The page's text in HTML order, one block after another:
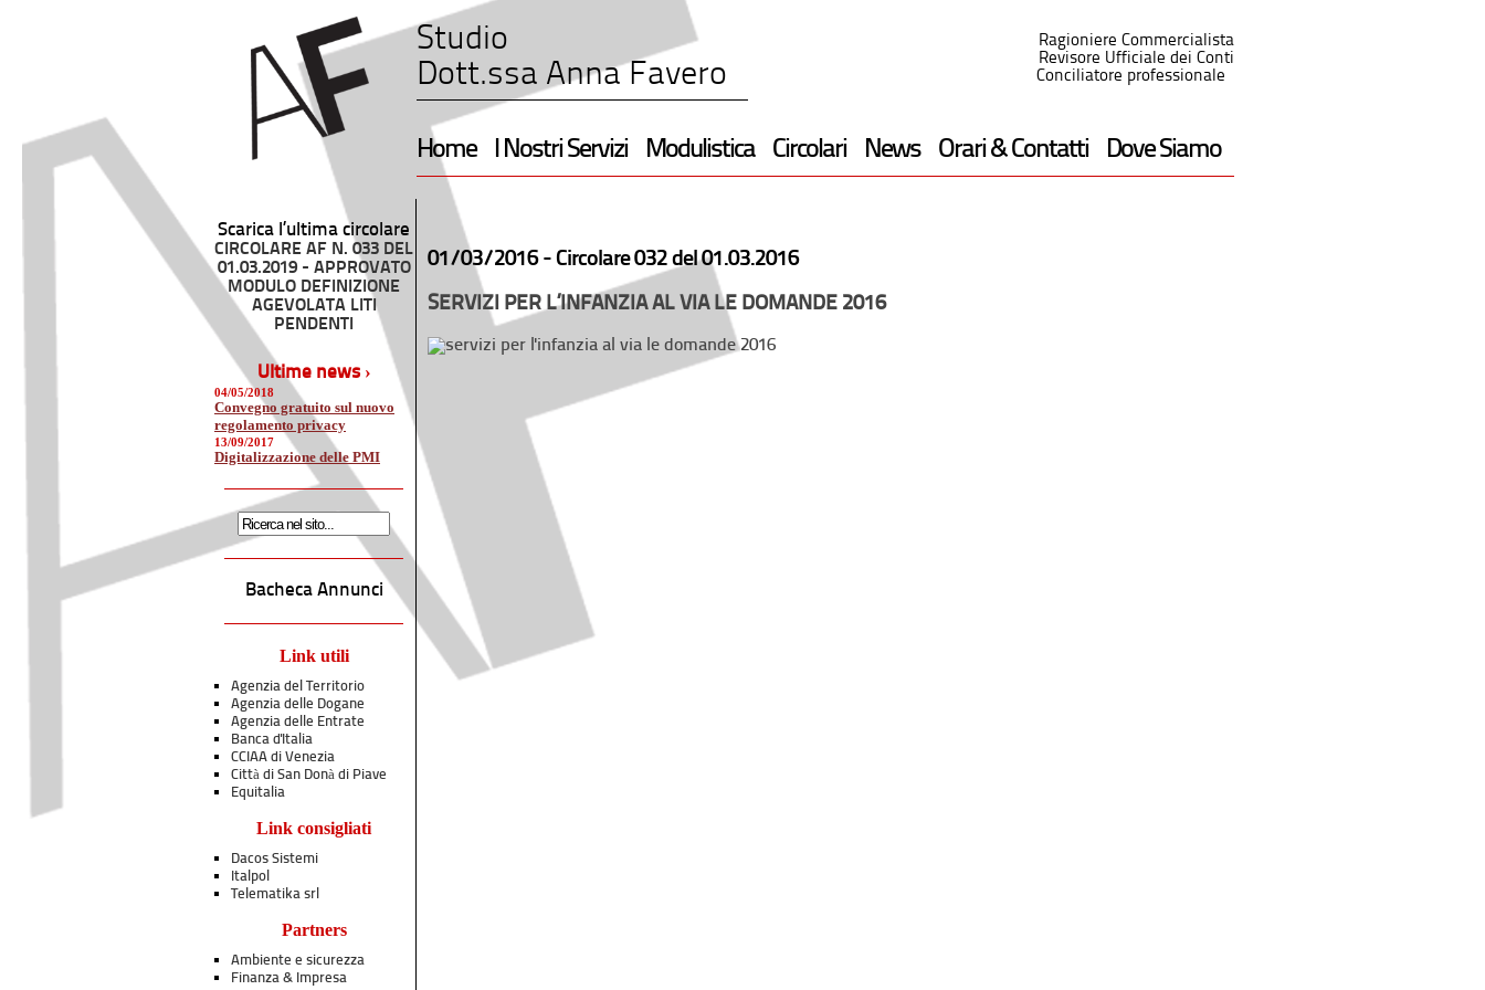
Studio
Dott.ssa Anna Favero
Ragioniere Commercialista
Revisore Ufficiale dei Conti
Conciliatore professionale
Home I Nostri Servizi Modulistica Circolari News Orari & Contatti Dove Siamo
Scarica l’ultima circolare
CIRCOLARE AF N. 033 DEL
01.03.2019 - APPROVATO
MODULO DEFINIZIONE
AGEVOLATA LITI
PENDENTI
Ultime news ›
04/05/2018
Convegno gratuito sul nuovo
regolamento privacy
13/09/2017
Digitalizzazione delle PMI
Bacheca Annunci
Link utili
Agenzia del Territorio
Agenzia delle Dogane
Agenzia delle Entrate
Banca d'Italia
CCIAA di Venezia
Città di San Donà di Piave
Equitalia
Link consigliati
Dacos Sistemi
Italpol
Telematika srl
Partners
Ambiente e sicurezza
Finanza & Impresa
01/03/2016 - Circolare 032 del 01.03.2016
SERVIZI PER L’INFANZIA AL VIA LE DOMANDE 2016